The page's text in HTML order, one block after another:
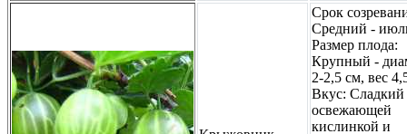
Срок
Средний -
Размер плода:
Крупный -
2-2,5 см, вес
Вкус: Сладкий
освежающей
кислинкой и